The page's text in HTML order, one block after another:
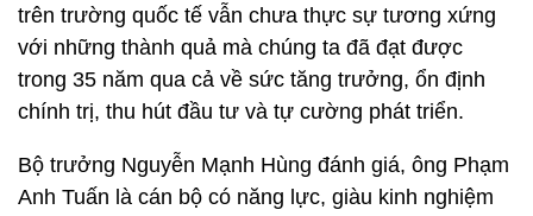
trên trường quốc tế vẫn chưa thực sự tương xứng
với những thành quả mà chúng ta đã đạt được
trong 35 năm qua cả về sức tăng trưởng, ổn định
chính trị, thu hút đầu tư và tự cường phát triển.
Bộ trưởng Nguyễn Mạnh Hùng đánh giá, ông Phạm
Anh Tuấn là cán bộ có năng lực, giàu kinh nghiệm